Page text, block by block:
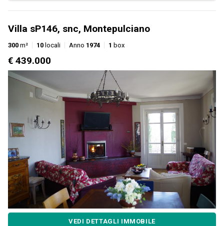
Villa sP146, snc, Montepulciano
300 m² 10 locali Anno 1974 1 box
€ 439.000
VEDI DETTAGLI IMMOBILE